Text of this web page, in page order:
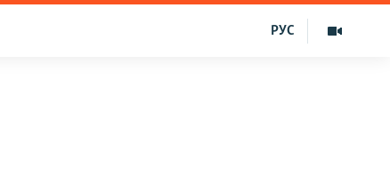
РУС